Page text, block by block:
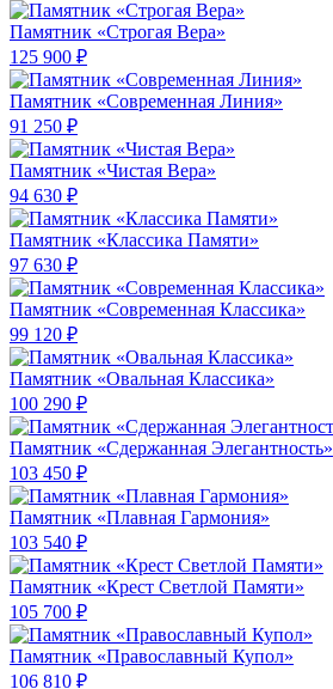
Памятник «Строгая Вера»
125 900 ₽
Памятник «Современная Линия»
91 250 ₽
Памятник «Чистая Вера»
94 630 ₽
Памятник «Классика Памяти»
97 630 ₽
Памятник «Современная Классика»
99 120 ₽
Памятник «Овальная Классика»
100 290 ₽
Памятник «Сдержанная Элегантность»
103 450 ₽
Памятник «Плавная Гармония»
103 540 ₽
Памятник «Крест Светлой Памяти»
105 700 ₽
Памятник «Православный Купол»
106 810 ₽